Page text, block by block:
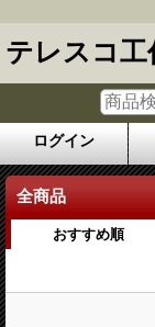
テレスコ工
ログイン
全商品
おすすめ順